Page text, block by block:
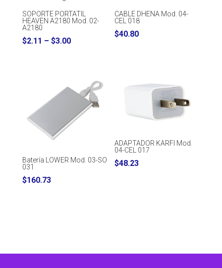
SOPORTE PORTATIL
HEAVEN A2180 Mod. 02-
A2180
$2.11 – $3.00Price
through
$3.00
CABLE DHENA Mod. 04-
CEL 018
$40.80
Batería LOWER Mod. 03-SO
031
$160.73
ADAPTADOR KARFI Mod.
04-CEL 017
$48.23